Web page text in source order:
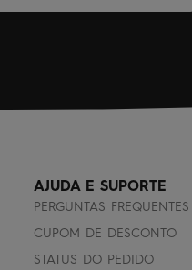
AJUDA E SUPORTE
PERGUNTAS FREQUENTES
CUPOM DE DESCONTO
STATUS DO PEDIDO